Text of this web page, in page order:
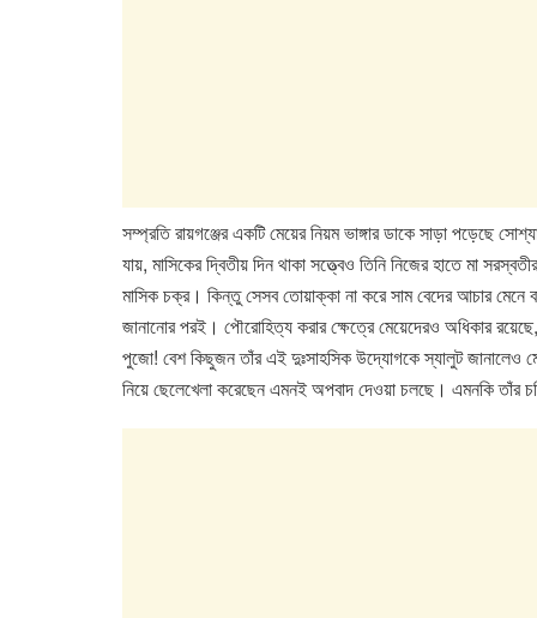
সম্প্রতি রায়গঞ্জের একটি মেয়ের নিয়ম ভাঙ্গার ডাকে সাড়া পড়েছে
যায়, মাসিকের দ্বিতীয় দিন থাকা সত্ত্বেও তিনি নিজের হাতে মা
মাসিক চক্র। কিন্তু সেসব তোয়াক্কা না করে সাম বেদের আচার
জানানোর পরই। পৌরোহিত্য করার ক্ষেত্রে মেয়েদেরও অধিকার
পুজো! বেশ কিছুজন তাঁর এই দুঃসাহসিক উদ্যোগকে স্যালুট জানালেও
নিয়ে ছেলেখেলা করেছেন এমনই অপবাদ দেওয়া চলছে। এমনকি তাঁর